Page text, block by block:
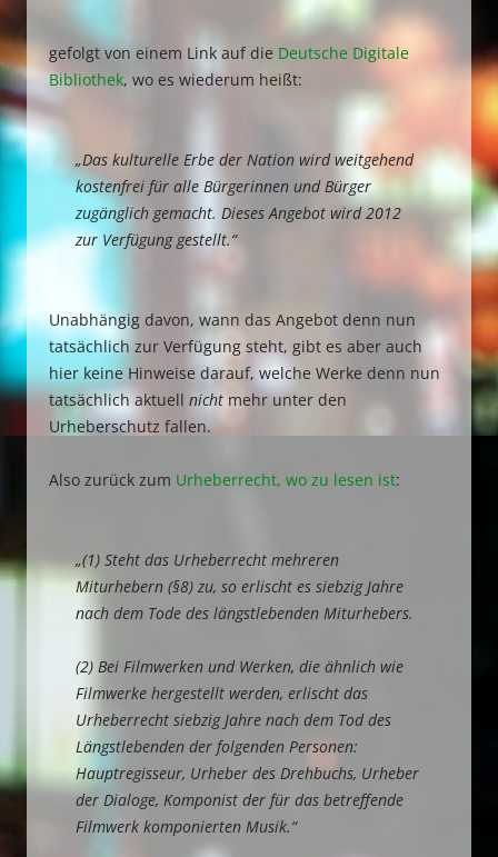
gefolgt von einem Link auf die Deutsche Digitale
Bibliothek, wo es wiederum heißt:
„Das kulturelle Erbe der Nation wird weitgehend
kostenfrei für alle Bürgerinnen und Bürger
zugänglich gemacht. Dieses Angebot wird 2012
zur Verfügung gestellt.“
Unabhängig davon, wann das Angebot denn nun
tatsächlich zur Verfügung steht, gibt es aber auch
hier keine Hinweise darauf, welche Werke denn nun
tatsächlich aktuell nicht mehr unter den
Urheberschutz fallen.
Also zurück zum Urheberrecht, wo zu lesen ist:
„(1) Steht das Urheberrecht mehreren
Miturhebern (§8) zu, so erlischt es siebzig Jahre
nach dem Tode des längstlebenden Miturhebers.
(2) Bei Filmwerken und Werken, die ähnlich wie
Filmwerke hergestellt werden, erlischt das
Urheberrecht siebzig Jahre nach dem Tod des
Längstlebenden der folgenden Personen:
Hauptregisseur, Urheber des Drehbuchs, Urheber
der Dialoge, Komponist der für das betreffende
Filmwerk komponierten Musik.“